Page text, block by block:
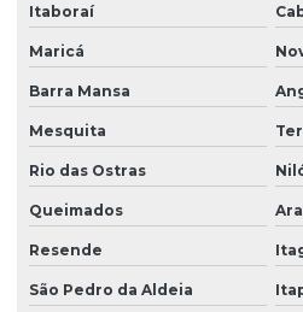
Itaboraí
Maricá
Barra Mansa
Mesquita
Rio das Ostras
Queimados
Resende
São Pedro da Aldeia